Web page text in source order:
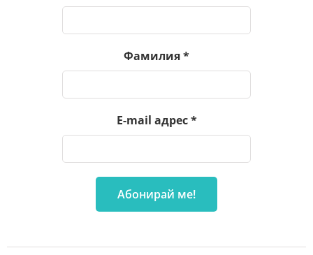
Фамилия*
E-mail адрес*